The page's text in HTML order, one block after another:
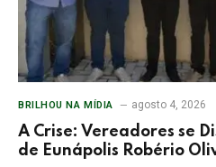
BRILHOU NA MÍDIA agosto 4, 2026
A Crise: Vereadores se
de Eunápolis Robério